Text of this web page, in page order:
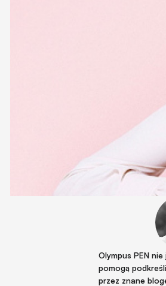
Olympus PEN
pomogą
przez znane